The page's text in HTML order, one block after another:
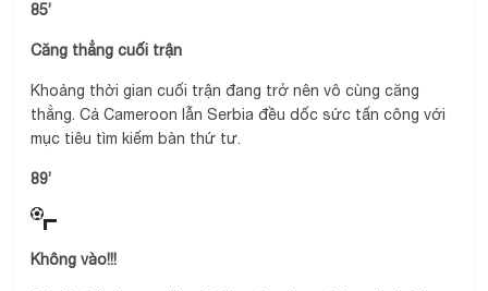
85’
Căng thẳng cuối trận
Khoảng thời gian cuối trận đang trở nên vô cùng căng
thẳng. Cả Cameroon lẫn Serbia đều dốc sức tấn công với
mục tiêu tìm kiếm bàn thứ tư.
89’
Không vào!!!